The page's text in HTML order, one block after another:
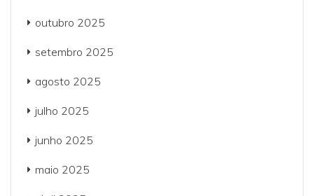
outubro 2025
setembro 2025
agosto 2025
julho 2025
junho 2025
maio 2025